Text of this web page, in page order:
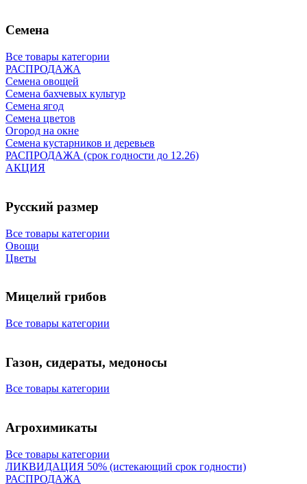
Семена
Все товары категории
РАСПРОДАЖА
Семена овощей
Семена бахчевых культур
Семена ягод
Семена цветов
Огород на окне
Семена кустарников и деревьев
РАСПРОДАЖА (срок годности до 12.26)
АКЦИЯ
Русский размер
Все товары категории
Овощи
Цветы
Мицелий грибов
Все товары категории
Газон, сидераты, медоносы
Все товары категории
Агрохимикаты
Все товары категории
ЛИКВИДАЦИЯ 50% (истекающий срок годности)
РАСПРОДАЖА